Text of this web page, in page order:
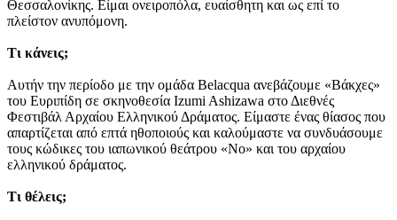
Θεσσαλονίκης. Είμαι ονειροπόλα, ευαίσθητη και ως επί το
πλείστον ανυπόμονη.
Τι κάνεις;
Αυτήν την περίοδο με την ομάδα Belacqua ανεβάζουμε «Βάκχες»
του Ευριπίδη σε σκηνοθεσία Izumi Ashizawa στο Διεθνές
Φεστιβάλ Αρχαίου Ελληνικού Δράματος. Είμαστε ένας θίασος που
απαρτίζεται από επτά ηθοποιούς και καλούμαστε να συνδυάσουμε
τους κώδικες του ιαπωνικού θεάτρου «Νο» και του αρχαίου
ελληνικού δράματος.
Τι θέλεις;